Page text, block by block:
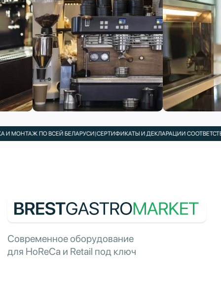
МОНТАЖ ПО ВСЕЙ БЕЛАРУСИ|СЕРТИФИКАТЫ И ДЕКЛАРАЦИИ
Современное оборудование
для HoReCa и Retail под ключ